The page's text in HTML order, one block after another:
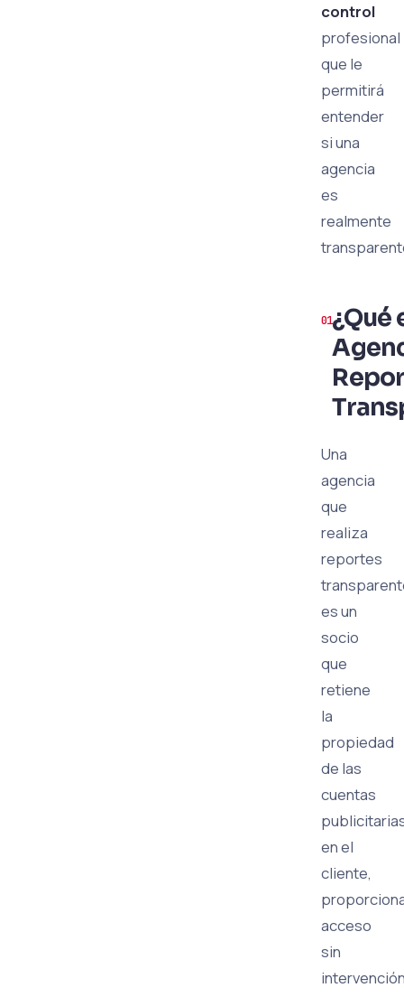
control
profesional
que le
permitirá
entender
si una
agencia
es
realmente
¿Qué
Una
agencia
que
realiza
reportes
es un
socio
que
retiene
la
propiedad
de las
cuentas
en el
cliente,
acceso
sin